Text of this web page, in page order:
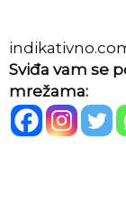
Sviđa vam se
mrežama: